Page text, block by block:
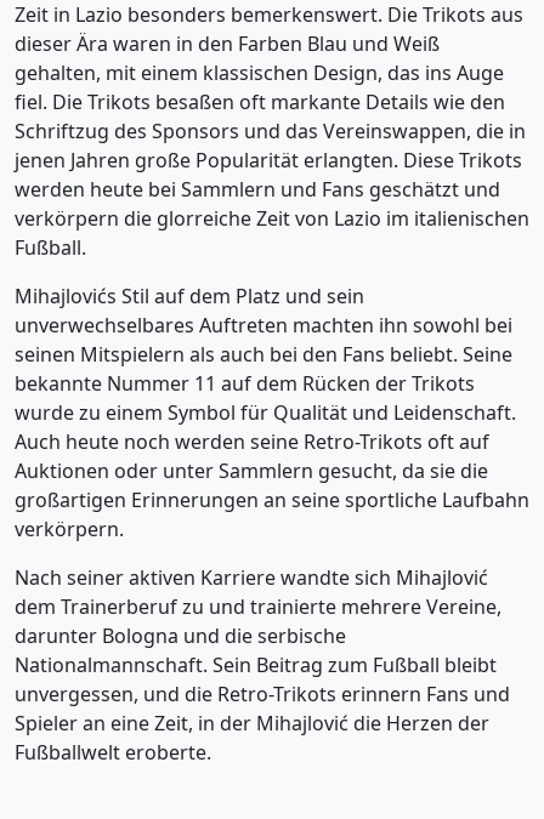
Zeit in Lazio besonders bemerkenswert. Die Trikots aus
dieser Ära waren in den Farben Blau und Weiß
gehalten, mit einem klassischen Design, das ins Auge
fiel. Die Trikots besaßen oft markante Details wie den
Schriftzug des Sponsors und das Vereinswappen, die in
jenen Jahren große Popularität erlangten. Diese Trikots
werden heute bei Sammlern und Fans geschätzt und
verkörpern die glorreiche Zeit von Lazio im italienischen
Fußball.
Mihajlovićs Stil auf dem Platz und sein
unverwechselbares Auftreten machten ihn sowohl bei
seinen Mitspielern als auch bei den Fans beliebt. Seine
bekannte Nummer 11 auf dem Rücken der Trikots
wurde zu einem Symbol für Qualität und Leidenschaft.
Auch heute noch werden seine Retro-Trikots oft auf
Auktionen oder unter Sammlern gesucht, da sie die
großartigen Erinnerungen an seine sportliche Laufbahn
verkörpern.
Nach seiner aktiven Karriere wandte sich Mihajlović
dem Trainerberuf zu und trainierte mehrere Vereine,
darunter Bologna und die serbische
Nationalmannschaft. Sein Beitrag zum Fußball bleibt
unvergessen, und die Retro-Trikots erinnern Fans und
Spieler an eine Zeit, in der Mihajlović die Herzen der
Fußballwelt eroberte.